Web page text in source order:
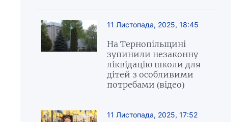
11 Листопада, 2025, 18:45
На Тернопільщині
зупинили незаконну
ліквідацію школи для
дітей з особливими
потребами (відео)
11 Листопада, 2025, 17:52